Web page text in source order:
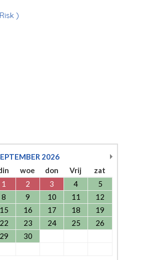
)
2026
woe don Vrij
zat
1
2 3 4
5
8 9 10 11
12
15 16 17 18
19
22 23 24 25
26
29 30